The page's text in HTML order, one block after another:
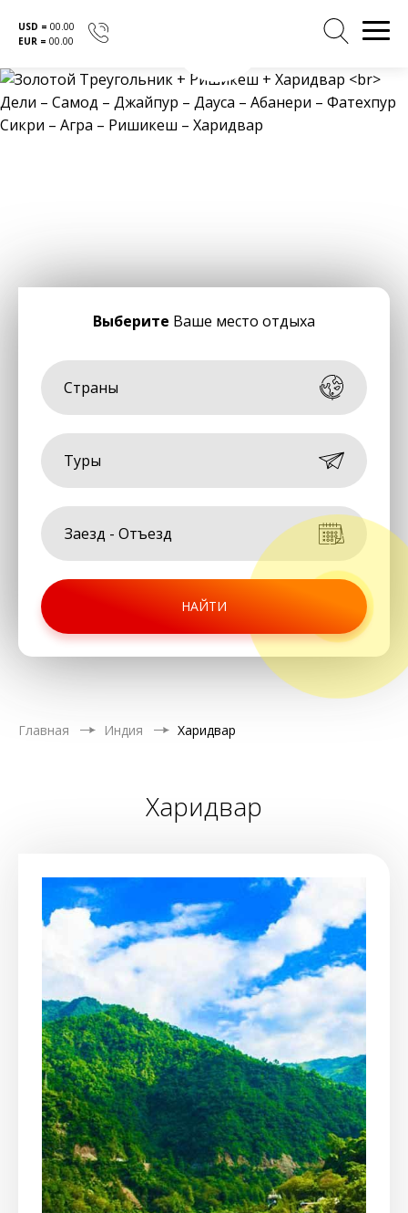
Перейти
к
содержанию
USD = 00.00
EUR = 00.00
Выберите Ваше место отдыха
Страны
Туры
НАЙТИ
Главная Индия Харидвар
Харидвар